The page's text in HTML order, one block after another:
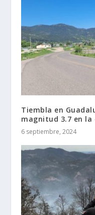
Tiembla en
magnitud 3.7 en la
6 septiembre, 2024